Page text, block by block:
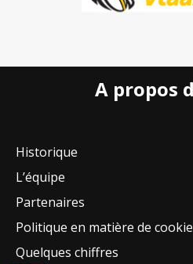
A propos
Historique
L’équipe
Partenaires
Politique en matière de
Quelques chiffres